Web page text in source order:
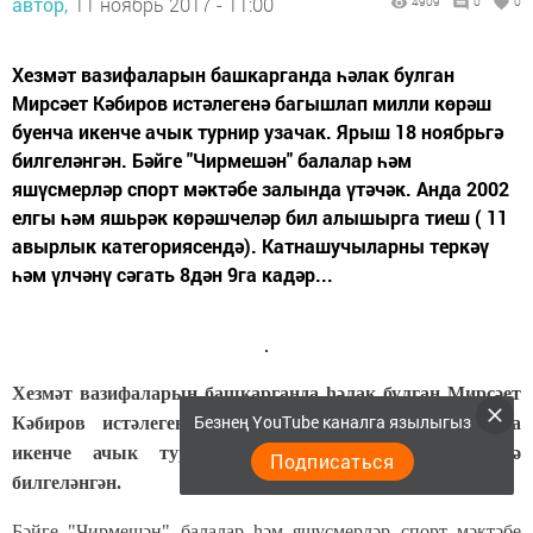
Хезмәт вазифаларын башкарганда һәлак булган
Мирсәет Кәбиров истәлегенә багышлап милли көрәш
буенча икенче ачык турнир узачак. Ярыш 18 ноябрьгә
билгеләнгән. Бәйге "Чирмешән" балалар һәм
яшүсмерләр спорт мәктәбе залында үтәчәк. Анда 2002
елгы һәм яшьрәк көрәшчеләр бил алышырга тиеш ( 11
авырлык категориясендә). Катнашучыларны теркәү
һәм үлчәнү сәгать 8дән 9га кадәр...
Хезмәт вазифаларын башкарганда һәлак булган Мирсәет
Кәбиров истәлегенә багышлап милли көрәш буенча
икенче ачык турнир узачак. Ярыш 18 ноябрьгә
билгеләнгән.
Безнең YouTube каналга язылыгыз
Подписаться